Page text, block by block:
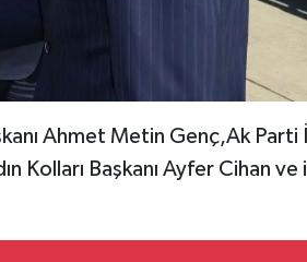
Ahmet Metin Genç,Ak Parti İl
Kolları Başkanı Ayfer Cihan ve il